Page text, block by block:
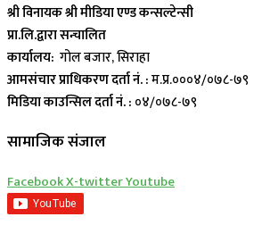
श्री विनायक श्री मीडिया एण्ड कन्सल्टेन्सी
प्रा.लि.द्वारा सन्चालित
कार्यालय: गोल बजार, सिराहा
आमसंचार प्राधिकरण दर्ता नं. :म.प्र.०००४/०७८-७९
मिडिया काउन्सिल दर्ता नं. : ०४/०७८-७९
सामाजिक संजाल
FacebookX-twitterYoutube